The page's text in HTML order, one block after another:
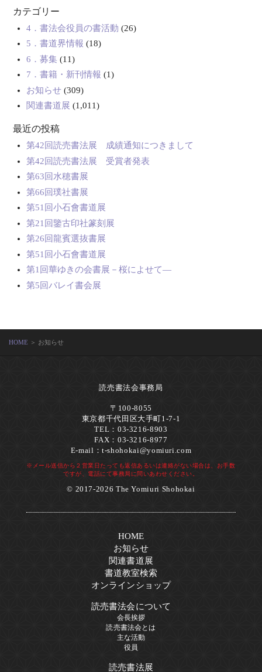
カテゴリー
4．書法会役員の書活動 (26)
5．書道界情報 (18)
6．募集(11)
7．書籍・新刊情報 (1)
お知らせ(309)
関連書道展 (1,011)
最近の投稿
第42回読売書法展 成績通知につきまして
第42回読売書法展 受賞者発表
第63回水穂書展
第66回璞社書展
第51回小石會書道展
第21回鑒古印社篆刻展
第26回龍賓選抜書展
第51回小石會書道展
第1回華ゆきの会書展－桜によせて―
第5回バレイ書会展
HOME ＞ お知らせ
読売書法会事務局
〒100-8055
東京都千代田区大手町1-7-1
TEL：03-3216-8903
FAX：03-3216-8977
E-mail：t-shohokai@yomiuri.com
※メール送信から２営業日たっても返信あるいは連絡がない場合は、お手数
ですが、電話にて事務局に問いあわせください。
© 2017-2026 The Yomiuri Shohokai
HOME
お知らせ
関連書道展
書道教室検索
オンラインショップ
読売書法会について
会長挨拶
読売書法会とは
主な活動
役員
読売書法展